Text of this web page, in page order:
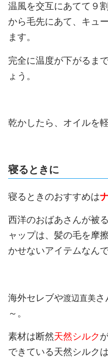
温風を交互にあてて９
から毛先にあて、キュ
ます。
完全に温度が下がるま
ょう。
乾かしたら、オイルを
寝るときに
寝るときのおすすめは
西洋のおばあさんが被
ャップは、髪の毛を摩
かせないアイテムなんで
海外セレブや渡辺直美さ
～。
素材は断然天然シルク
できている天然シルク